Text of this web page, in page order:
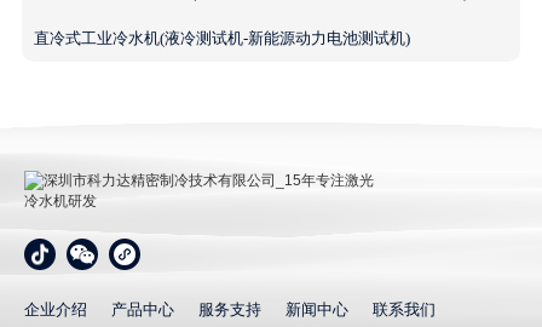
直冷式工业冷水机(液冷测试机-新能源动力电池测试机)
深圳市科力达精密制冷技术有限公司_15年专注激光冷
水机研发
企业介绍 产品中心 服务支持 新闻中心 联系我们